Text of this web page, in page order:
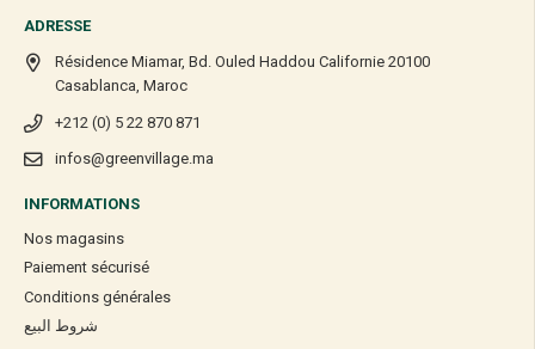
ADRESSE
Résidence Miamar, Bd. Ouled Haddou Californie 20100
Casablanca, Maroc
+212 (0) 5 22 870 871
infos@greenvillage.ma
INFORMATIONS
Nos magasins
Paiement sécurisé
Conditions générales
شروط البيع